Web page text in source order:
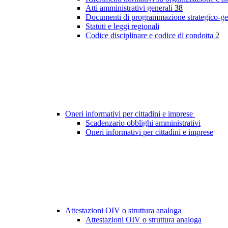
Atti amministrativi generali 38
Documenti di programmazione strategico-
Statuti e leggi regionali
Codice disciplinare e codice di condotta 2
Oneri informativi per cittadini e imprese
Scadenzario obblighi amministrativi
Oneri informativi per cittadini e imprese
Attestazioni OIV o struttura analoga
Attestazioni OIV o struttura analoga